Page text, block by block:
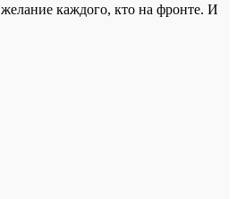
каждого, кто на фронте. И